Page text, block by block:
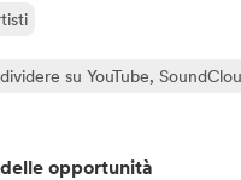
su YouTube,
opportunità